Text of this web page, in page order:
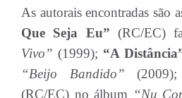
As autorais encontradas são
Que Seja Eu” (RC/EC)
Vivo” (1999); “A
“Beijo Bandido” (2009);
(RC/EC) no álbum “Nu